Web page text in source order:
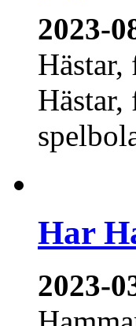
2023-
Har
2023-